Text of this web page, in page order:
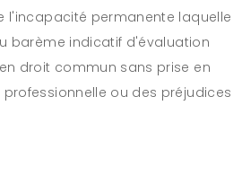
l'incapacité permanente laquelle
barème indicatif d'évaluation
droit commun sans prise en
ou des préjudices